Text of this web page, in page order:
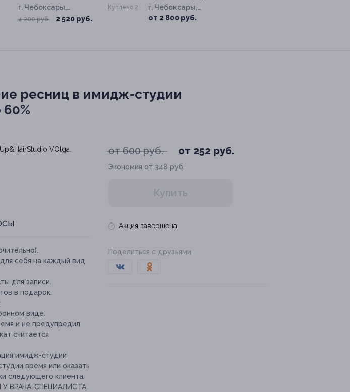
г. Чебоксары,
Московский пр-т, д. 50
4 200 руб. 2 520 руб.
Куплено 2
г. Чебоксары,
Тракторостроителей пр-т, д. 11
от 2 800 руб.
ресниц в имидж-студии
от 600 руб. от 252 руб.
Экономия от 348 руб.
Купить
Акция завершена
Поделиться с друзьями
себя на каждый вид
для записи.
в подарок.
виде.
и не предупредил
считается
имидж-студии
время или оказать
следующего клиента.
ВРАЧА-СПЕЦИАЛИСТА